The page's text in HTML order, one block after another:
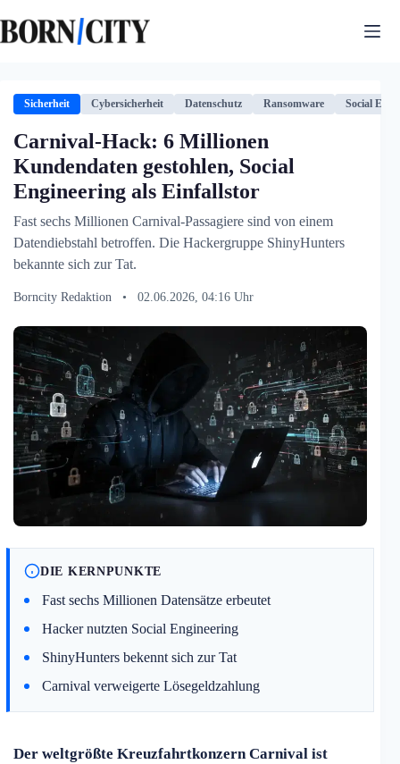
Inhalt
springen
Sicherheit Cybersicherheit Datenschutz Ransomware Social
Carnival-Hack: 6 Millionen
Kundendaten gestohlen, Social
Engineering als Einfallstor
Fast sechs Millionen Carnival-Passagiere sind von einem
Datendiebstahl betroffen. Die Hackergruppe ShinyHunters
bekannte sich zur Tat.
Borncity Redaktion • 02.06.2026, 04:16 Uhr
DIE KERNPUNKTE
Fast sechs Millionen Datensätze erbeutet
Hacker nutzten Social Engineering
ShinyHunters bekennt sich zur Tat
Carnival verweigerte Lösegeldzahlung
Der weltgrößte Kreuzfahrtkonzern Carnival ist